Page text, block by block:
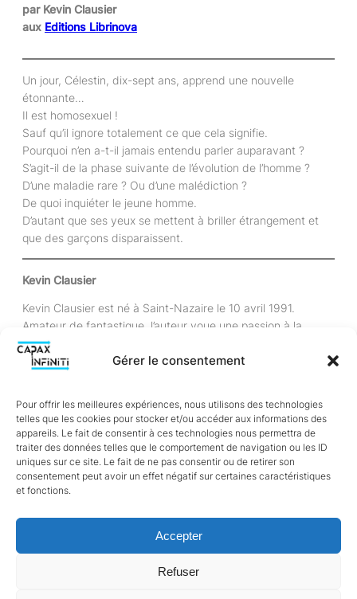
Gérer le consentement
Pour offrir les meilleures expériences, nous utilisons des technologies
telles que les cookies pour stocker et/ou accéder aux informations des
appareils. Le fait de consentir à ces technologies nous permettra de
traiter des données telles que le comportement de navigation ou les ID
uniques sur ce site. Le fait de ne pas consentir ou de retirer son
consentement peut avoir un effet négatif sur certaines caractéristiques
et fonctions.
Accepter
Refuser
par Kevin Clausier
aux Editions Librinova
Un jour, Célestin, dix-sept ans, apprend une nouvelle
étonnante…
Il est homosexuel !
Sauf qu’il ignore totalement ce que cela signifie.
Pourquoi n’en a-t-il jamais entendu parler auparavant ?
S’agit-il de la phase suivante de l’évolution de l’homme ?
D’une maladie rare ? Ou d’une malédiction ?
De quoi inquiéter le jeune homme.
D’autant que ses yeux se mettent à briller étrangement et
que des garçons disparaissent.
Kevin Clausier
Kevin Clausier est né à Saint-Nazaire le 10 avril 1991.
Amateur de fantastique, l’auteur voue une passion à la
lecture d’auteurs comme Maurice Druon ou Roald Dahl et
débute l’écriture dès son plus jeune âge.
À partir de l’âge de 21 ans, ses histoires prennent vie sur
scène, dans des spectacles musicaux originaux tels que
« Salem, une histoire de sorcière »,« Cluedo, une histoire de
suspects »ou encore« Objection Votre honneur ! ».
D’un rien, l’auteur imagine des mondes où se mélangent
divertir.
marque le début d’une longue série de
romans originaux.